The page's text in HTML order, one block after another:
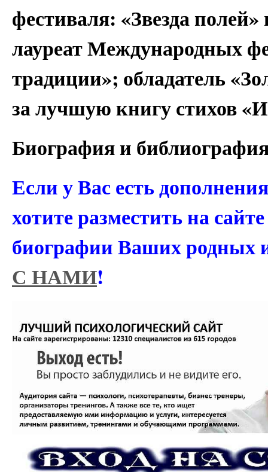
фестиваля: «Звезда
лауреат Международных
традиции»; обладатель
за лучшую книгу стихов
Биография и
Если у Вас есть
хотите разместить на
биографии Ваших родных
С НАМИ!